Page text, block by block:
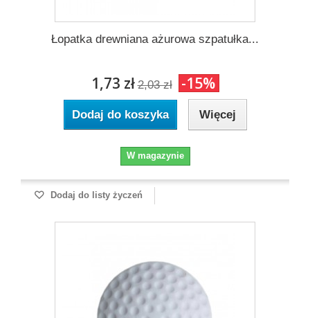
Łopatka drewniana ażurowa szpatułka...
1,73 zł 2,03 zł -15%
Dodaj do koszyka Więcej
W magazynie
Dodaj do listy życzeń